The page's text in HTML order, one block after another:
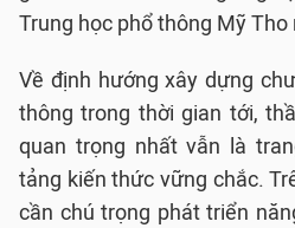
Trung học phổ thông Mỹ Tho
Về định hướng xây dựng
thông trong thời gian tới,
quan trọng nhất vẫn là
tảng kiến thức vững chắc.
cần chú trọng phát triển